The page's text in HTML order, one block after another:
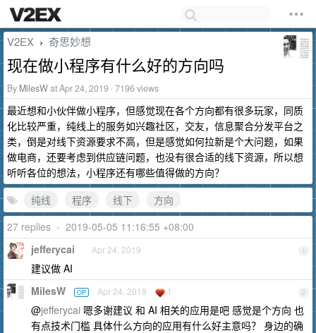
V2EX › 奇思妙想
现在做小程序有什么好的方向吗
By MilesWat Apr 24, 2019 · 7196 views
最近想和小伙伴做小程序，但感觉现在各个方向都有很多玩家，同质
化比较严重，纯线上的服务如兴趣社区，交友，信息聚合分发平台之
类，倒是对线下资源要求不高，但是感觉如何拉新是个大问题，如果
做电商，还要考虑到供应链问题，也没有很合适的线下资源，所以想
听听各位的想法，小程序还有哪些值得做的方向？
纯线
程序 线下
方向
27 replies • 2019-05-05 11:16:55 +08:00
1
jefferycai Apr 24, 2019
建议做 AI
2
MilesW OP Apr 24, 2019 1
@jefferycai 嗯多谢建议 和 AI 相关的应用是吧 感觉是个方向 也
有点技术门槛 具体什么方向的应用有什么好主意吗？ 身边的确